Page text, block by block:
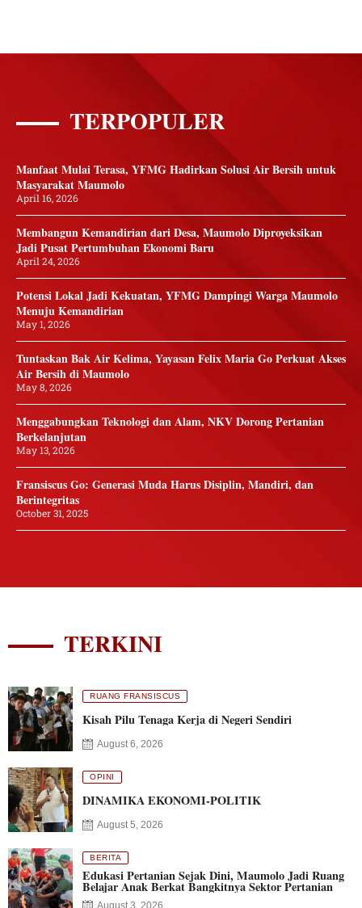
TERPOPULER
Manfaat Mulai Terasa, YFMG Hadirkan Solusi Air Bersih untuk
Masyarakat Maumolo
April 16, 2026
Membangun Kemandirian dari Desa, Maumolo Diproyeksikan
Jadi Pusat Pertumbuhan Ekonomi Baru
April 24, 2026
Potensi Lokal Jadi Kekuatan, YFMG Dampingi Warga Maumolo
Menuju Kemandirian
May 1, 2026
Tuntaskan Bak Air Kelima, Yayasan Felix Maria Go Perkuat Akses
Air Bersih di Maumolo
May 8, 2026
Menggabungkan Teknologi dan Alam, NKV Dorong Pertanian
Berkelanjutan
May 13, 2026
Fransiscus Go: Generasi Muda Harus Disiplin, Mandiri, dan
Berintegritas
October 31, 2025
TERKINI
RUANG FRANSISCUS
Kisah Pilu Tenaga Kerja di Negeri Sendiri
August 6, 2026
OPINI
DINAMIKA EKONOMI-POLITIK
August 5, 2026
BERITA
Edukasi Pertanian Sejak Dini, Maumolo Jadi Ruang
Belajar Anak Berkat Bangkitnya Sektor Pertanian
August 3, 2026